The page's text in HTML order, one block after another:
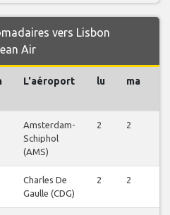
vers Lisbon
Air
L'aéroport lu ma
Amsterdam-
Schiphol
(AMS)
2 2
Charles De
Gaulle (CDG)
2 2